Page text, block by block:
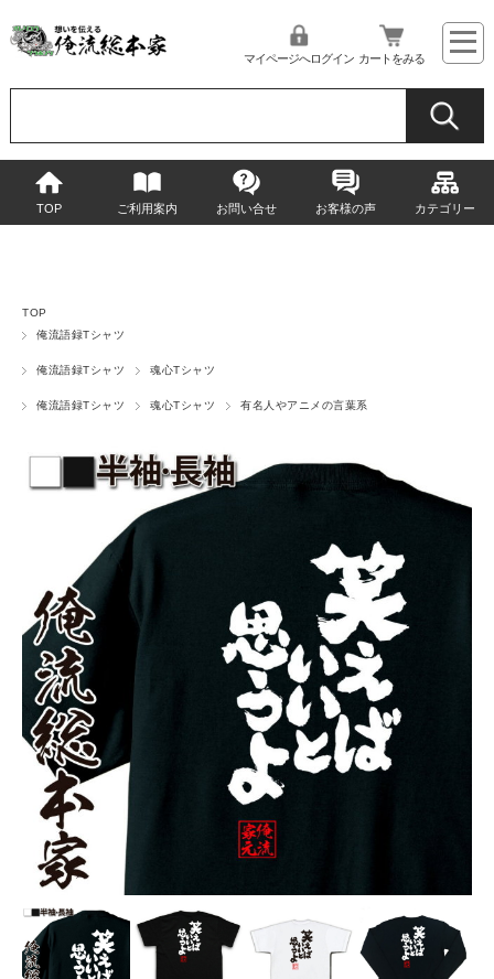
マイページへログイン カートをみる
TOP ご利用案内 お問い合せ お客様の声 カテゴリー
TOP
俺流語録Tシャツ
俺流語録Tシャツ 魂心Tシャツ
俺流語録Tシャツ 魂心Tシャツ 有名人やアニメの言葉系